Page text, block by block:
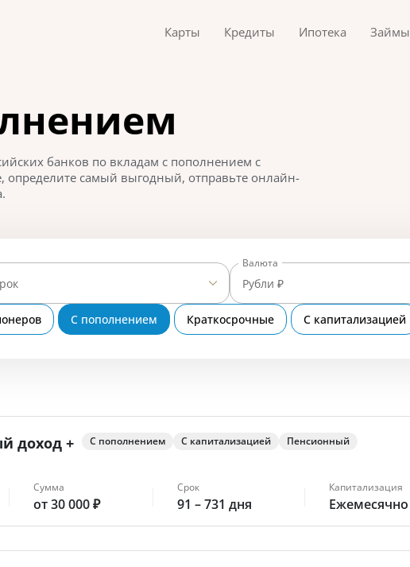
Карты Кредиты Ипотека Займы
банков по вкладам с пополнением с
определите самый выгодный, отправьте онлайн-
Валюта
Рубли ₽
С пополнением Краткосрочные С капитализацией
доход + С пополнением С капитализацией Пенсионный
Сумма
от 30 000 ₽
Срок
91 – 731 дня
Капитализация
Ежемесячно